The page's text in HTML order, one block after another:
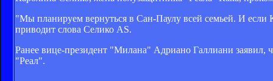
"Мы планируем вернуться в Сан-Паулу всей семьей. И если
приводит слова Селико AS.
Ранее вице-президент "Милана" Адриано Галлиани заявил,
"Реал".